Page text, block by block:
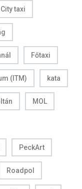
City taxi
Főtaxi
(ITM) kata
MOL
PeckArt
Roadpol